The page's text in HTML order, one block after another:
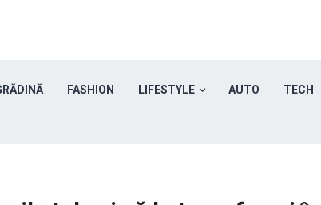
FASHION LIFESTYLE AUTO TECH